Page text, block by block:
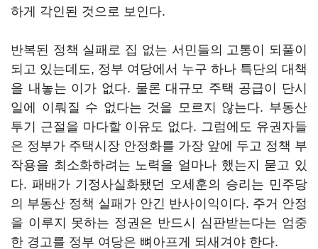
하게 각인된 것으로 보인다.
반복된 정책 실패로 집 없는 서민들의 고통이 되풀이
되고 있는데도, 정부 여당에서 누구 하나 특단의 대책
을 내놓는 이가 없다. 물론 대규모 주택 공급이 단시
일에 이뤄질 수 없다는 것을 모르지 않는다. 부동산
투기 근절을 마다할 이유도 없다. 그럼에도 유권자들
은 정부가 주택시장 안정화를 가장 앞에 두고 정책 부
작용을 최소화하려는 노력을 얼마나 했는지 묻고 있
다. 패배가 기정사실화됐던 오세훈의 승리는 민주당
의 부동산 정책 실패가 안긴 반사이익이다. 주거 안정
을 이루지 못하는 정권은 반드시 심판받는다는 엄중
한 경고를 정부 여당은 뼈아프게 되새겨야 한다.